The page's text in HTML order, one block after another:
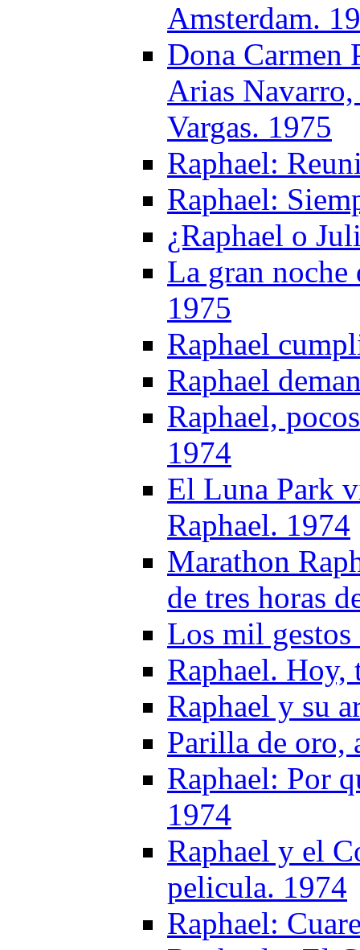
Amsterdam.
Dona Carmen
Arias
Vargas. 1975
Raphael:
Raphael:
¿Raphael o
La gran
1975
Raphael
Raphael
Raphael,
1974
El Luna Park
Raphael. 1974
Marathon
de tres horas
Los mil gestos
Raphael. Hoy,
Raphael y su
Parilla de oro,
Raphael: Por
1974
Raphael y el
pelicula. 1974
Raphael: